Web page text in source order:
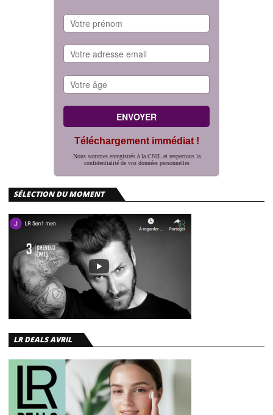
Téléchargement immédiat !
Nous sommes enregistrés à la CNIL et respectons la
confidentialité de vos données personnelles
SÉLECTION DU MOMENT
LR DEALS AVRIL